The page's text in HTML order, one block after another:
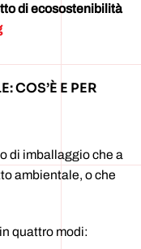
di ecosostenibilità
COS’È E PER
di imballaggio che a
ambientale, o che
quattro modi: